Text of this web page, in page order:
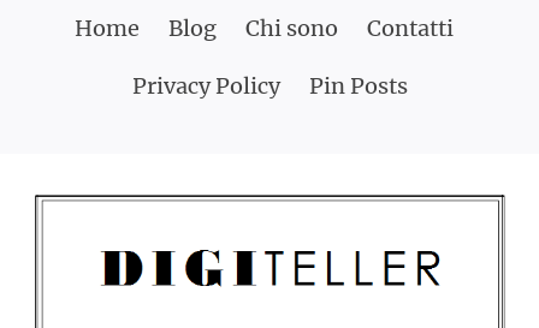
Home Blog Chi sono Contatti
Privacy Policy Pin Posts